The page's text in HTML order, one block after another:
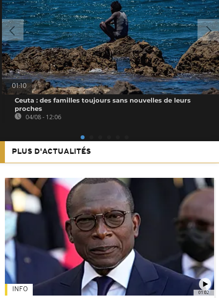
01:10
Ceuta : des familles toujours sans nouvelles de leurs
proches
04/08 - 12:06
PLUS D'ACTUALITÉS
01:02
INFO